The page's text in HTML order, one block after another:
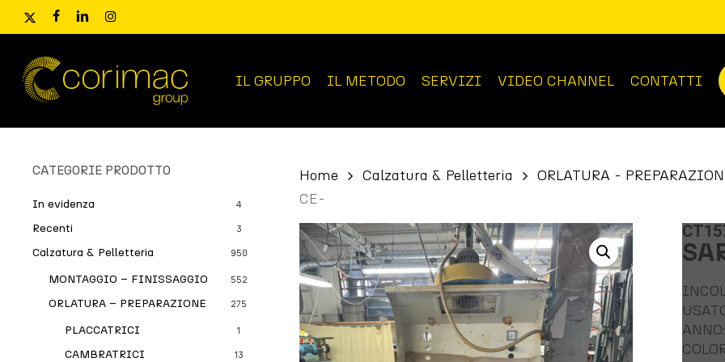
Skip
content
x-
facebooklinkedininstagram
Ricerca
prodotti
IL GRUPPO IL METODO SERVIZI VIDEO CHANNEL CONTATTI
CATEGORIE PRODOTTO
In evidenza 4
Recenti 3
Calzatura & Pelletteria 950
MONTAGGIO – FINISSAGGIO 552
ORLATURA – PREPARAZIONE 275
PLACCATRICI 1
CAMBRATRICI 13
Home Calzatura & Pelletteria ORLATURA -
CE-